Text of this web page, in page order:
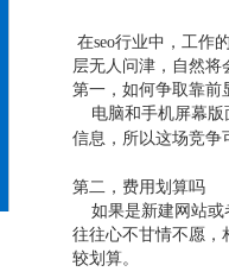
在seo行业中，工作
层无人问津，自然将
第一，如何争取靠前
电脑和手机屏幕
信息，所以这场竞争
第二，费用划算吗
如果是新建网站
往往心不甘情不愿，
较划算。